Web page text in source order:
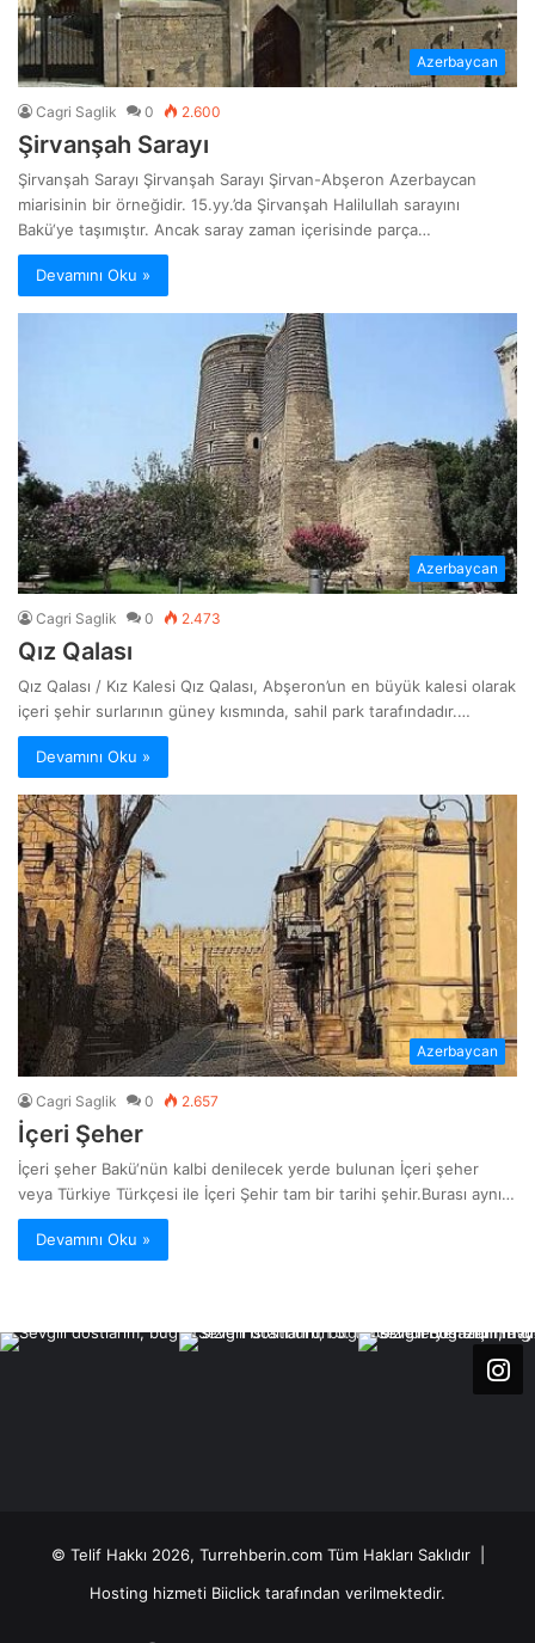
Azerbaycan
Cagri Saglik 0 2.600
Şirvanşah Sarayı
Şirvanşah Sarayı Şirvanşah Sarayı Şirvan-Abşeron Azerbaycan
miarisinin bir örneğidir. 15.yy.’da Şirvanşah Halilullah sarayını
Bakü‘ye taşımıştır. Ancak saray zaman içerisinde parça…
Devamını Oku »
Azerbaycan
Cagri Saglik 0 2.473
Qız Qalası
Qız Qalası / Kız Kalesi Qız Qalası, Abşeron’un en büyük kalesi olarak
içeri şehir surlarının güney kısmında, sahil park tarafındadır.…
Devamını Oku »
Azerbaycan
Cagri Saglik 0 2.657
İçeri Şeher
İçeri şeher Bakü‘nün kalbi denilecek yerde bulunan İçeri şeher
veya Türkiye Türkçesi ile İçeri Şehir tam bir tarihi şehir.Burası aynı…
Devamını Oku »
© Telif Hakkı 2026, Turrehberin.com Tüm Hakları Saklıdır |
Hosting hizmeti Biiclick tarafından verilmektedir.